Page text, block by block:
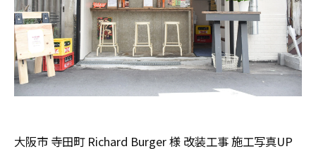
大阪市 寺田町 Richard Burger 様 改装工事 施工写真UP